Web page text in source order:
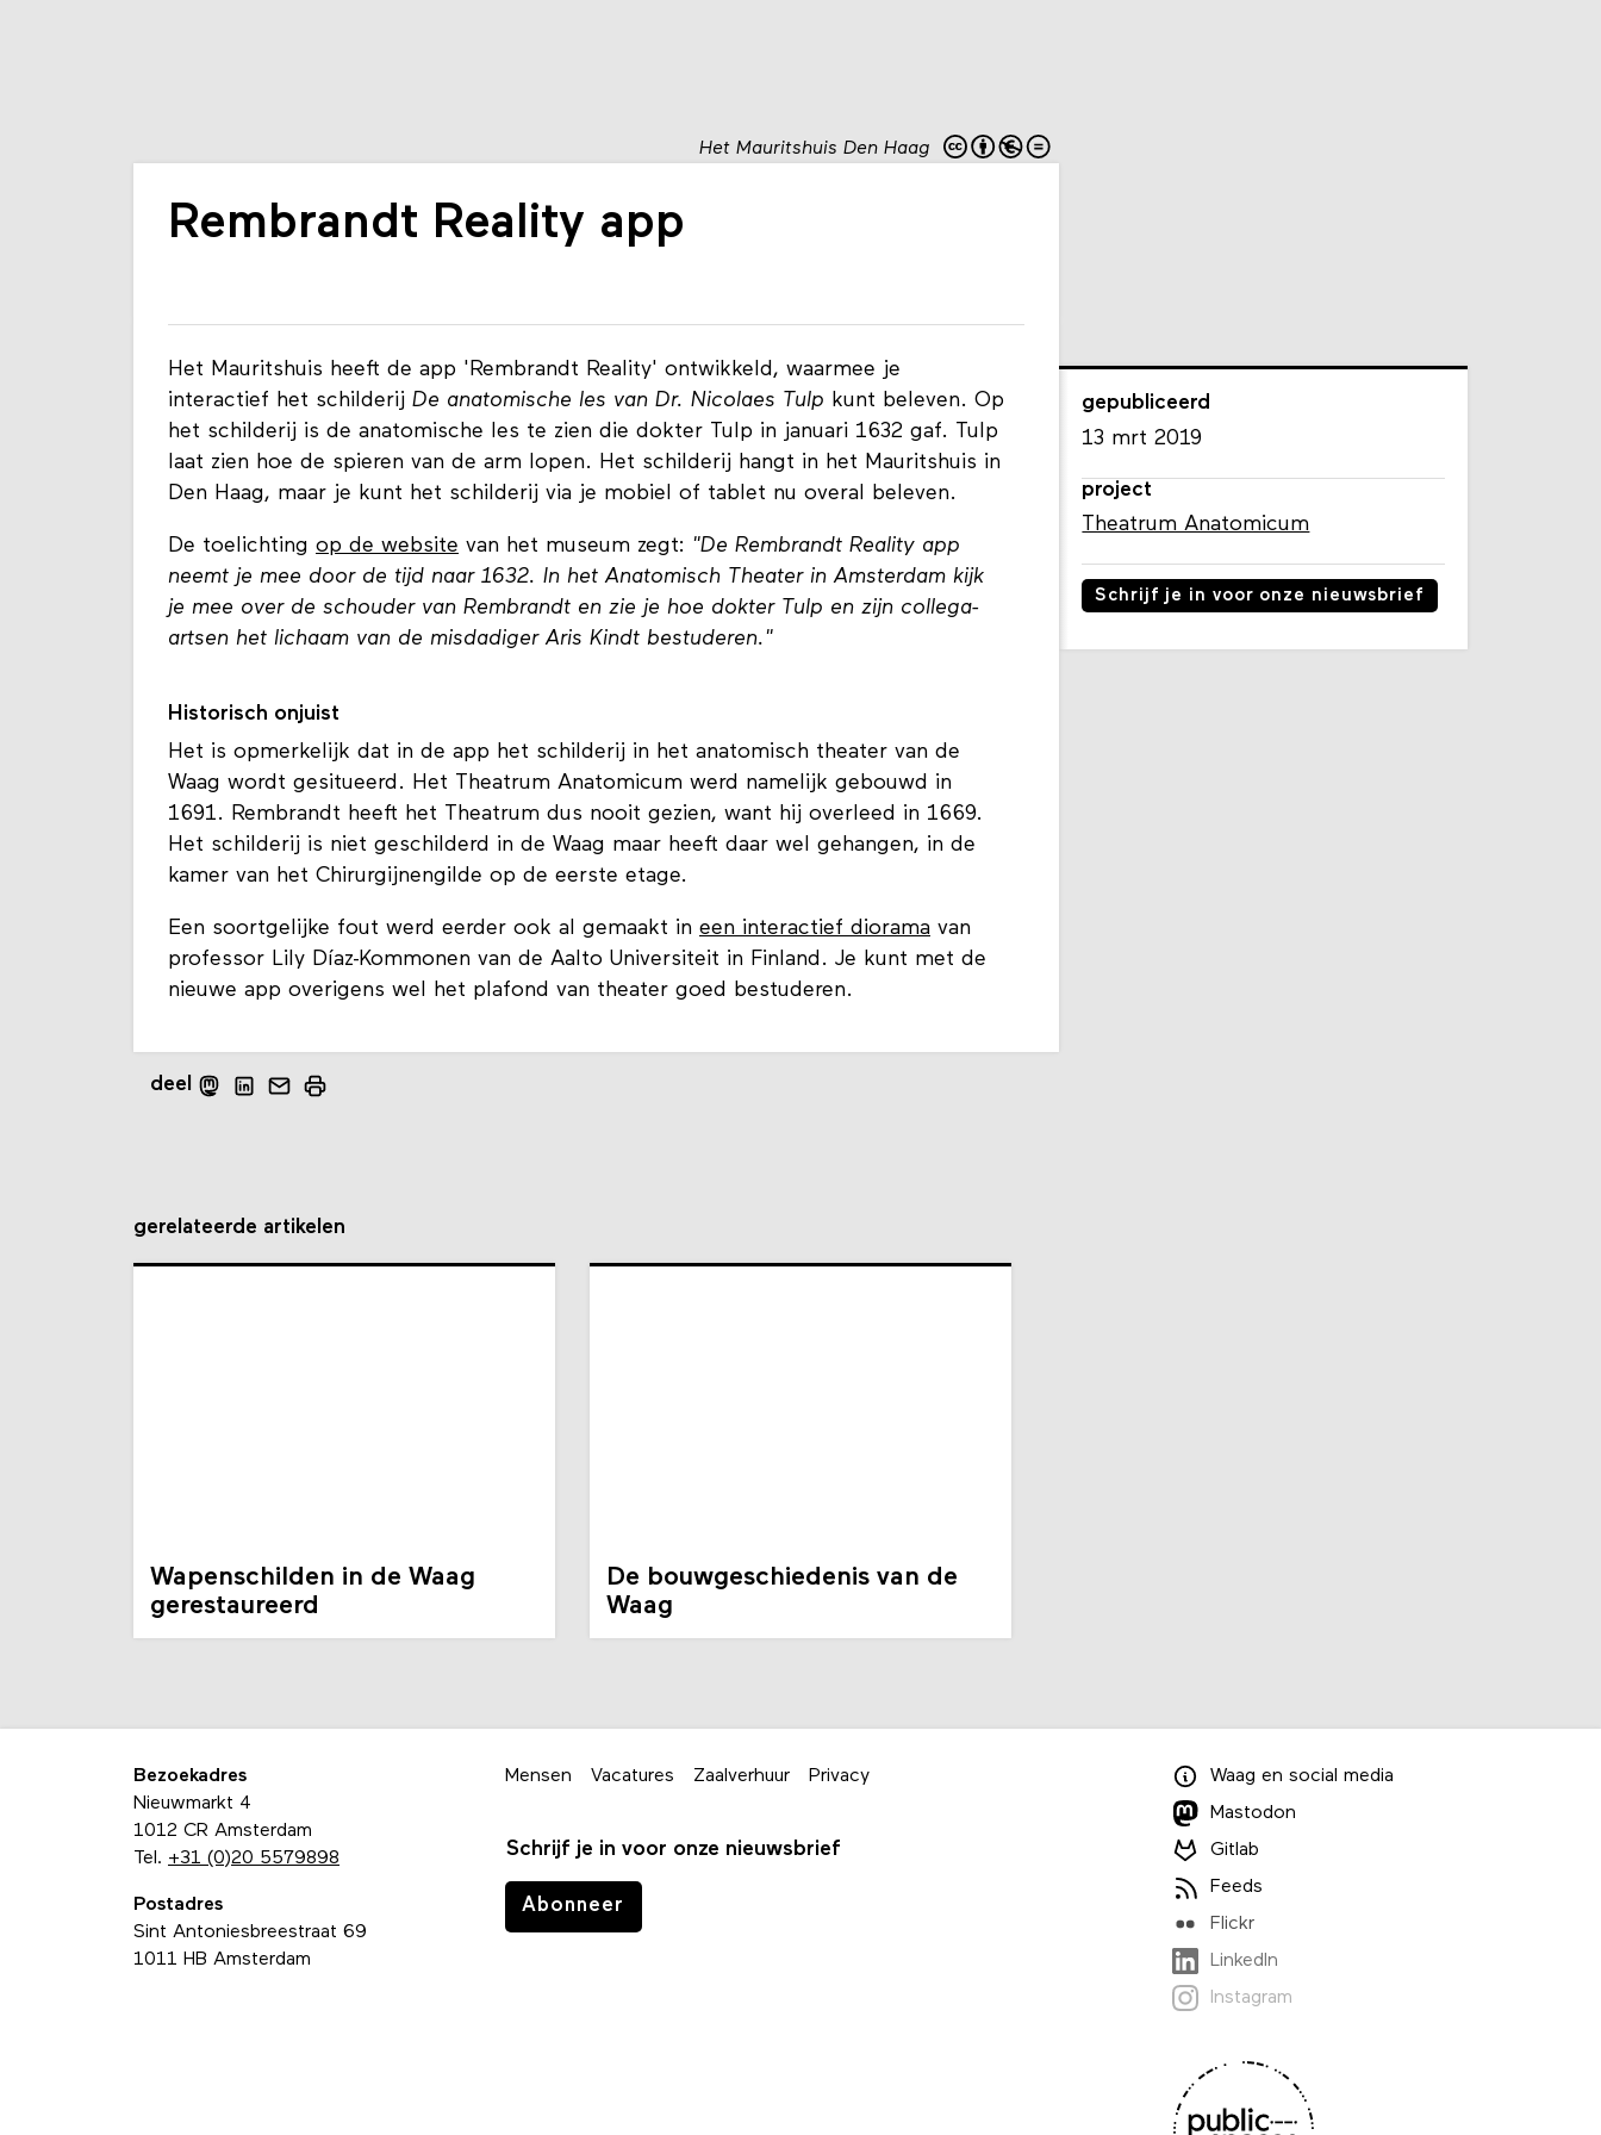
Het Mauritshuis Den Haag
Rembrandt Reality app
Het Mauritshuis heeft de app 'Rembrandt Reality' ontwikkeld, waarmee je
interactief het schilderij De anatomische les van Dr. Nicolaes Tulp kunt beleven. Op
het schilderij is de anatomische les te zien die dokter Tulp in januari 1632 gaf. Tulp
laat zien hoe de spieren van de arm lopen. Het schilderij hangt in het Mauritshuis in
Den Haag, maar je kunt het schilderij via je mobiel of tablet nu overal beleven.
De toelichting op de website van het museum zegt: "De Rembrandt Reality app
neemt je mee door de tijd naar 1632. In het Anatomisch Theater in Amsterdam kijk
je mee over de schouder van Rembrandt en zie je hoe dokter Tulp en zijn collega-
artsen het lichaam van de misdadiger Aris Kindt bestuderen."
Historisch onjuist
Het is opmerkelijk dat in de app het schilderij in het anatomisch theater van de
Waag wordt gesitueerd. Het Theatrum Anatomicum werd namelijk gebouwd in
1691. Rembrandt heeft het Theatrum dus nooit gezien, want hij overleed in 1669.
Het schilderij is niet geschilderd in de Waag maar heeft daar wel gehangen, in de
kamer van het Chirurgijnengilde op de eerste etage.
Een soortgelijke fout werd eerder ook al gemaakt in een interactief diorama van
professor Lily Díaz-Kommonen van de Aalto Universiteit in Finland. Je kunt met de
nieuwe app overigens wel het plafond van theater goed bestuderen.
gepubliceerd
13 mrt 2019
project
Theatrum Anatomicum
Schrijf je in voor onze nieuwsbrief
deel
gerelateerde artikelen
Wapenschilden in de Waag
gerestaureerd
De bouwgeschiedenis van de
Waag
Bezoekadres
Nieuwmarkt 4
1012 CR Amsterdam
Tel. +31 (0)20 5579898
Postadres
Sint Antoniesbreestraat 69
1011 HB Amsterdam
Mensen Vacatures Zaalverhuur Privacy
Schrijf je in voor onze nieuwsbrief
Abonneer
Waag en social media
Mastodon
Gitlab
Feeds
Flickr
LinkedIn
Instagram